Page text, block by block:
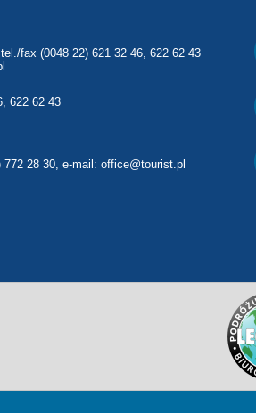
fax (0048 22) 621 32 46, 622 62 43
622 62 43
28 30, e-mail: office@tourist.pl